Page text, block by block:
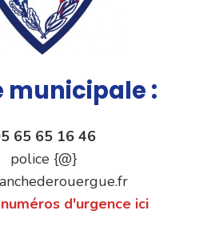
municipale :
65 65 16 46
police {@}
d'urgence ici